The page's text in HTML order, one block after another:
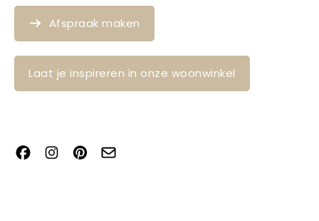
Afspraak maken
Laat je inspireren in onze woonwinkel